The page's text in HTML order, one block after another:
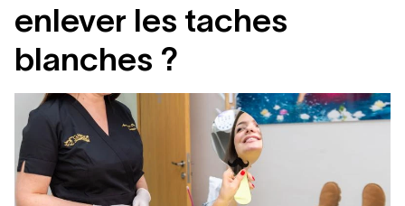
enlever les taches
blanches ?